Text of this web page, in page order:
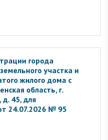
города
участка и
жилого дома с
область, г.
д. 45, для
24.07.2026 № 95